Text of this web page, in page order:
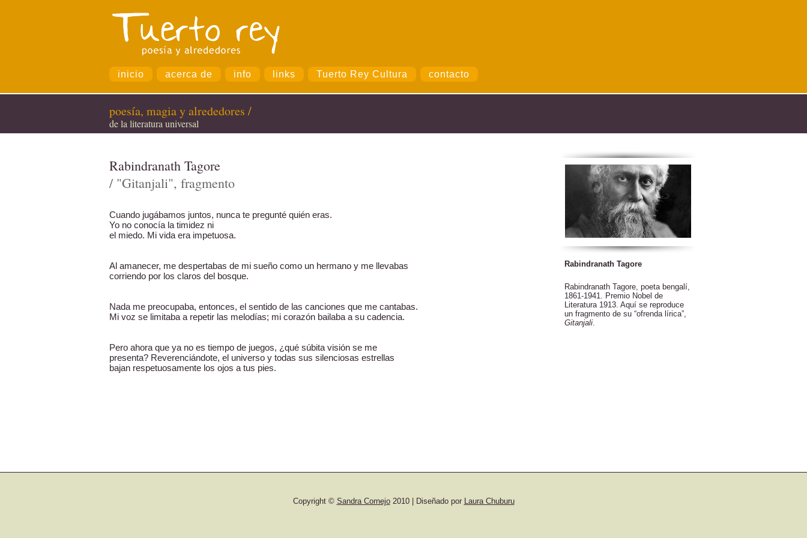
inicio acerca de info links Tuerto Rey Cultura contacto
poesía, magia y alrededores /
de la literatura universal
Rabindranath Tagore
/ "Gitanjali", fragmento
Cuando jugábamos juntos, nunca te pregunté quién eras.
Yo no conocía la timidez ni
el miedo. Mi vida era impetuosa.
Al amanecer, me despertabas de mi sueño como un hermano y me llevabas
corriendo por los claros del bosque.
Nada me preocupaba, entonces, el sentido de las canciones que me cantabas.
Mi voz se limitaba a repetir las melodías; mi corazón bailaba a su cadencia.
Pero ahora que ya no es tiempo de juegos, ¿qué súbita visión se me
presenta? Reverenciándote, el universo y todas sus silenciosas estrellas
bajan respetuosamente los ojos a tus pies.
Rabindranath Tagore
Rabindranath Tagore, poeta bengalí,
1861-1941. Premio Nobel de
Literatura 1913. Aquí se reproduce
un fragmento de su “ofrenda lírica”,
Gitanjali
Copyright © Sandra Cornejo2010 | Diseñado por Laura Chuburu